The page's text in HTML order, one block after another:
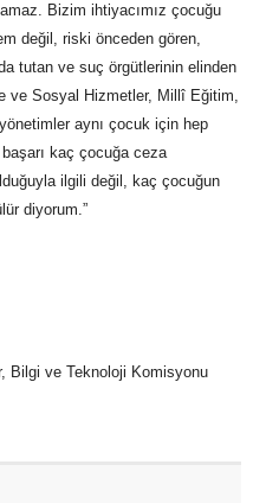
Bizim ihtiyacımız çocuğu
değil, riski önceden gören,
tutan ve suç örgütlerinin elinden
ve Sosyal Hizmetler, Millî Eğitim,
aynı çocuk için hep
başarı kaç çocuğa ceza
ilgili değil, kaç çocuğun
diyorum.”
Bilgi ve Teknoloji Komisyonu